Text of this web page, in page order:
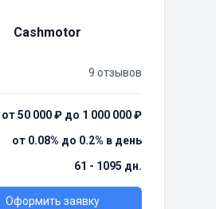
Cashmotor
9 отзывов
от 50 000 ₽ до 1 000 000 ₽
от 0.08% до 0.2% в день
61 - 1095 дн.
Оформить заявку